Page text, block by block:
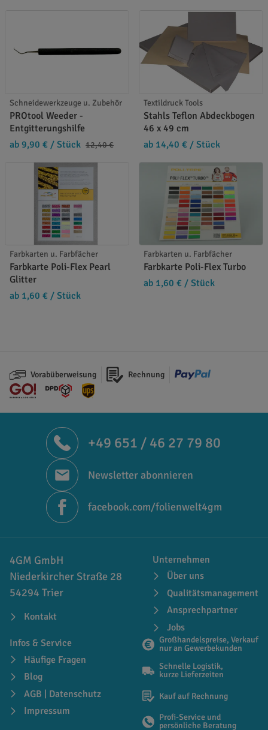
Schneidewerkzeuge u. Zubehör
PROtool Weeder -
Entgitterungshilfe
ab 9,90 € / Stück 12,40 €
Textildruck Tools
Stahls Teflon Abdeckbogen
46 x 49 cm
ab 14,40 € / Stück
Farbkarten u. Farbfächer
Farbkarte Poli-Flex Pearl
Glitter
ab 1,60 € / Stück
Farbkarten u. Farbfächer
Farbkarte Poli-Flex Turbo
ab 1,60 € / Stück
Vorabüberweisung Rechnung
+49 651 / 46 27 79 80
Newsletter abonnieren
facebook.com/folienwelt4gm
4GM GmbH
Niederkircher Straße 28
54294 Trier
Kontakt
Unternehmen
Über uns
Qualitätsmanagement
Ansprechpartner
Jobs
Infos & Service
Häufige Fragen
Blog
AGB | Datenschutz
Impressum
Großhandelspreise, Verkauf
nur an Gewerbekunden
Schnelle Logistik,
kurze Lieferzeiten
Kauf auf Rechnung
Profi-Service und
persönliche Beratung